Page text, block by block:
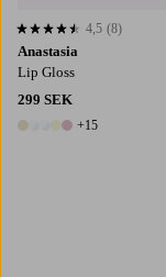
Anastasia
Lip Gloss
299 SEK
20 färger
+15
4,5 baserat på 8 st betyg
4,5 (8)